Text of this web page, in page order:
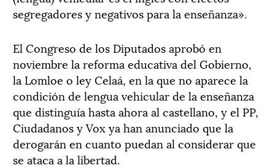
segregadores y negativos para la enseñanza».
El Congreso de los Diputados aprobó en
noviembre la reforma educativa del Gobierno,
la Lomloe o ley Celaá, en la que no aparece la
condición de lengua vehicular de la enseñanza
que distinguía hasta ahora al castellano, y el PP,
Ciudadanos y Vox ya han anunciado que la
derogarán en cuanto puedan al considerar que
se ataca a la libertad.